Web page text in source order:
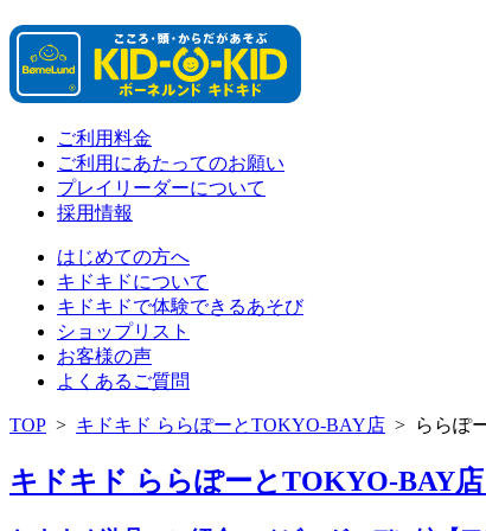
ご利用料金
ご利用にあたってのお願い
プレイリーダーについて
採用情報
はじめての方へ
キドキドについて
キドキドで体験できるあそび
ショップリスト
お客様の声
よくあるご質問
TOP > キドキド ららぽーとTOKYO-BAY店 > ららぽ
キドキド ららぽーとTOKYO-BAY